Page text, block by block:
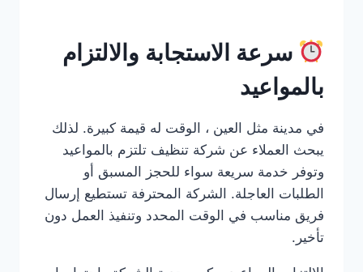
سرعة الاستجابة والالتزام
بالمواعيد
في مدينة مثل العين ، الوقت له قيمة كبيرة. لذلك
يبحث العملاء عن شركة تنظيف تلتزم بالمواعيد
وتوفر خدمة سريعة سواء للحجز المسبق أو
الطلبات العاجلة. الشركة المحترفة تستطيع إرسال
فريق مناسب في الوقت المحدد وتنفيذ العمل دون
تأخير.